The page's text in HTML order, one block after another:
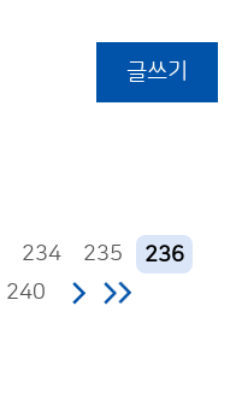
글쓰기
234 235
236
240